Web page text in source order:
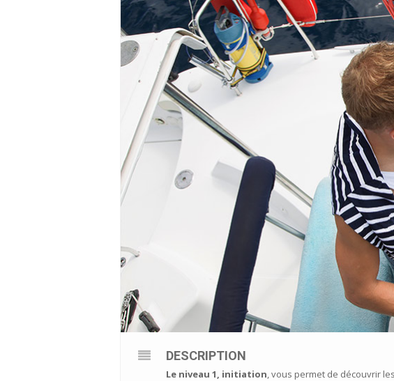
DESCRIPTION
Le niveau 1, initiation , vous permet de découvrir